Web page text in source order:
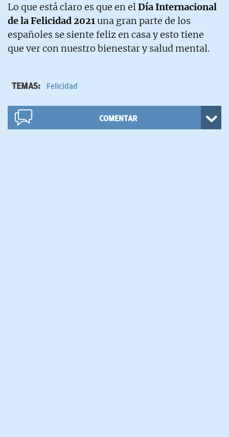
Lo que está claro es que en elDía Internacional
de la Felicidad 2021una gran parte de los
españoles se siente feliz en casa y esto tiene
que ver con nuestro bienestar y salud mental.
TEMAS: Felicidad
COMENTAR